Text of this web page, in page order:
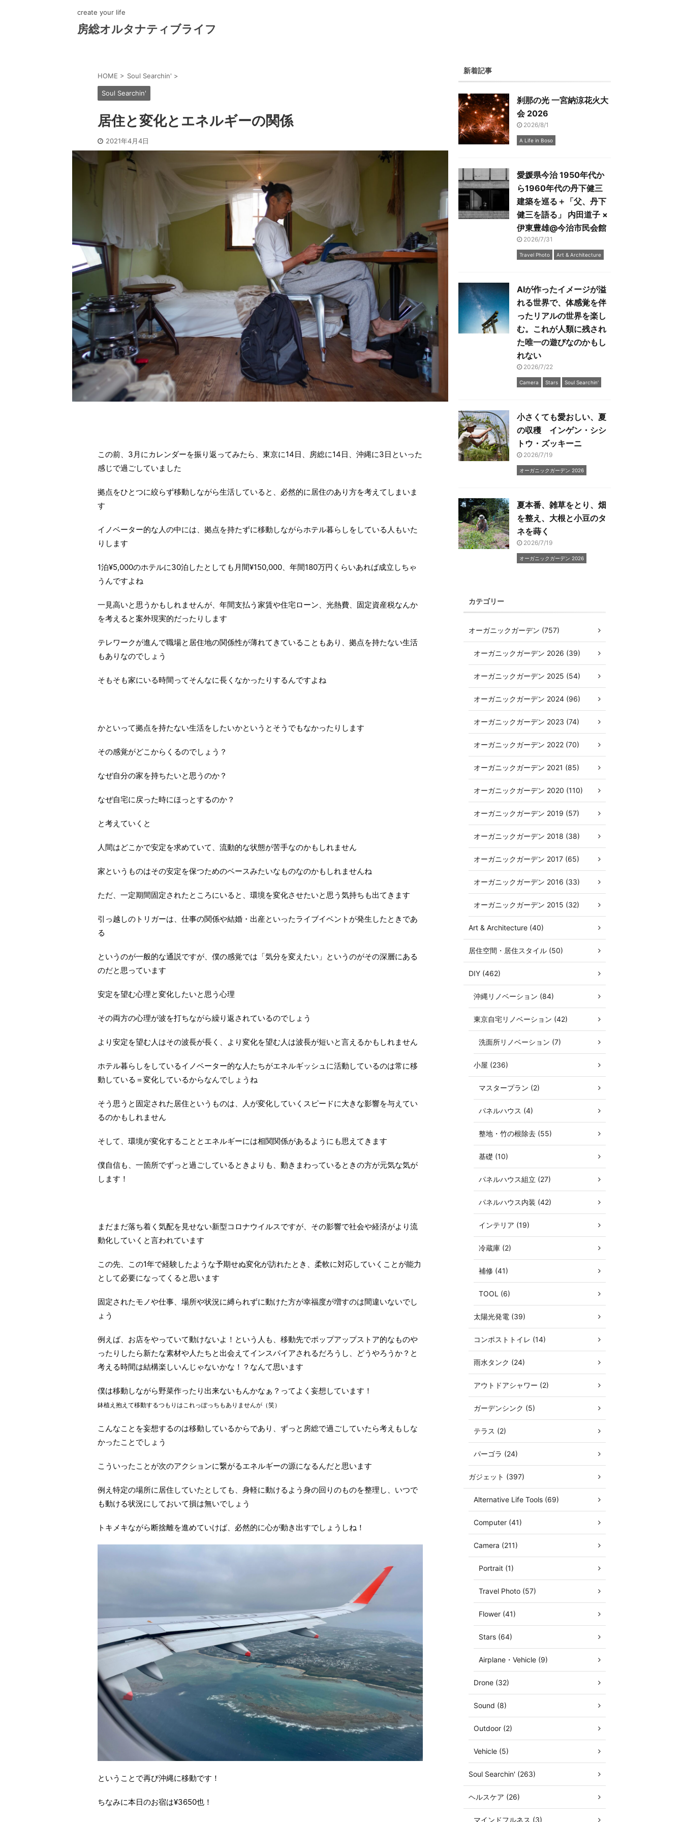
create your life
房総オルタナティブライフ
HOME > Soul Searchin' >
Soul Searchin'
居住と変化とエネルギーの関係
2021年4月4日
この前、3月にカレンダーを振り返ってみたら、東京に14日、房総に14日、沖縄に3日といった
感じで過ごしていました
拠点をひとつに絞らず移動しながら生活していると、必然的に居住のあり方を考えてしまいま
す
イノベーター的な人の中には、拠点を持たずに移動しながらホテル暮らしをしている人もいた
りします
1泊¥5,000のホテルに30泊したとしても月間¥150,000、年間180万円くらいあれば成立しちゃ
うんですよね
一見高いと思うかもしれませんが、年間支払う家賃や住宅ローン、光熱費、固定資産税なんか
を考えると案外現実的だったりします
テレワークが進んで職場と居住地の関係性が薄れてきていることもあり、拠点を持たない生活
もありなのでしょう
そもそも家にいる時間ってそんなに長くなかったりするんですよね
かといって拠点を持たない生活をしたいかというとそうでもなかったりします
その感覚がどこからくるのでしょう？
なぜ自分の家を持ちたいと思うのか？
なぜ自宅に戻った時にほっとするのか？
と考えていくと
人間はどこかで安定を求めていて、流動的な状態が苦手なのかもしれません
家というものはその安定を保つためのベースみたいなものなのかもしれませんね
ただ、一定期間固定されたところにいると、環境を変化させたいと思う気持ちも出てきます
引っ越しのトリガーは、仕事の関係や結婚・出産といったライブイベントが発生したときであ
る
というのが一般的な通説ですが、僕の感覚では「気分を変えたい」というのがその深層にある
のだと思っています
安定を望む心理と変化したいと思う心理
その両方の心理が波を打ちながら繰り返されているのでしょう
より安定を望む人はその波長が長く、より変化を望む人は波長が短いと言えるかもしれません
ホテル暮らしをしているイノベーター的な人たちがエネルギッシュに活動しているのは常に移
動している＝変化しているからなんでしょうね
そう思うと固定された居住というものは、人が変化していくスピードに大きな影響を与えてい
るのかもしれません
そして、環境が変化することとエネルギーには相関関係があるようにも思えてきます
僕自信も、一箇所でずっと過ごしているときよりも、動きまわっているときの方が元気な気が
します！
まだまだ落ち着く気配を見せない新型コロナウイルスですが、その影響で社会や経済がより流
動化していくと言われています
この先、この1年で経験したような予期せぬ変化が訪れたとき、柔軟に対応していくことが能力
として必要になってくると思います
固定されたモノや仕事、場所や状況に縛られずに動けた方が幸福度が増すのは間違いないでし
ょう
例えば、お店をやっていて動けないよ！という人も、移動先でポップアップストア的なものや
ったりしたら新たな素材や人たちと出会えてインスパイアされるだろうし、どうやろうか？と
考える時間は結構楽しいんじゃないかな！？なんて思います
僕は移動しながら野菜作ったり出来ないもんかなぁ？ってよく妄想しています！
鉢植え抱えて移動するつもりはこれっぽっちもありませんが（笑）
こんなことを妄想するのは移動しているからであり、ずっと房総で過ごしていたら考えもしな
かったことでしょう
こういったことが次のアクションに繋がるエネルギーの源になるんだと思います
例え特定の場所に居住していたとしても、身軽に動けるよう身の回りのものを整理し、いつで
も動ける状況にしておいて損は無いでしょう
トキメキながら断捨離を進めていけば、必然的に心が動き出すでしょうしね！
ということで再び沖縄に移動です！
ちなみに本日のお宿は¥3650也！
新着記事
刹那の光 一宮納涼花火大
会 2026
2026/8/1
A Life in Boso
愛媛県今治 1950年代か
ら1960年代の丹下健三
建築を巡る＋「父、丹下
健三を語る」 内田道子 ×
伊東豊雄@今治市民会館
2026/7/31
Travel Photo Art & Architecture
AIが作ったイメージが溢
れる世界で、体感覚を伴
ったリアルの世界を楽し
む。これが人類に残され
た唯一の遊びなのかもし
れない
2026/7/22
Camera Stars Soul Searchin'
小さくても愛おしい、夏
の収穫 インゲン・シシ
トウ・ズッキーニ
2026/7/19
オーガニックガーデン 2026
夏本番、雑草をとり、畑
を整え、大根と小豆のタ
ネを蒔く
2026/7/19
オーガニックガーデン 2026
カテゴリー
オーガニックガーデン (757)
オーガニックガーデン 2026 (39)
オーガニックガーデン 2025 (54)
オーガニックガーデン 2024 (96)
オーガニックガーデン 2023 (74)
オーガニックガーデン 2022 (70)
オーガニックガーデン 2021 (85)
オーガニックガーデン 2020 (110)
オーガニックガーデン 2019 (57)
オーガニックガーデン 2018 (38)
オーガニックガーデン 2017 (65)
オーガニックガーデン 2016 (33)
オーガニックガーデン 2015 (32)
Art & Architecture (40)
居住空間・居住スタイル (50)
DIY (462)
沖縄リノベーション (84)
東京自宅リノベーション (42)
洗面所リノベーション (7)
小屋 (236)
マスタープラン (2)
パネルハウス (4)
整地・竹の根除去 (55)
基礎 (10)
パネルハウス組立 (27)
パネルハウス内装 (42)
インテリア (19)
冷蔵庫 (2)
補修 (41)
TOOL (6)
太陽光発電 (39)
コンポストトイレ (14)
雨水タンク (24)
アウトドアシャワー (2)
ガーデンシンク (5)
テラス (2)
パーゴラ (24)
ガジェット (397)
Alternative Life Tools (69)
Computer (41)
Camera (211)
Portrait (1)
Travel Photo (57)
Flower (41)
Stars (64)
Airplane・Vehicle (9)
Drone (32)
Sound (8)
Outdoor (2)
Vehicle (5)
Soul Searchin' (263)
ヘルスケア (26)
マインドフルネス (3)